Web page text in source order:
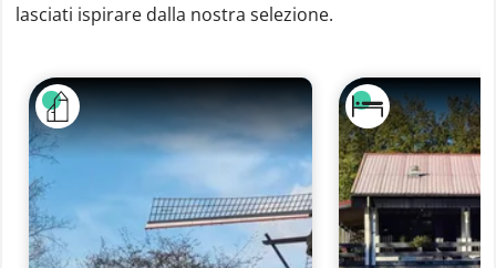
lasciati ispirare dalla nostra selezione.